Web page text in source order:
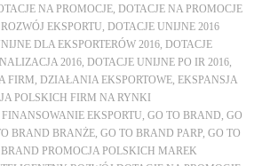
NA PROMOCJE
DOTACJE NA PROMOCJE
ROZWÓJ EKSPORTU
DOTACJE UNIJNE 2016
DLA EKSPORTERÓW 2016
DOTACJE
2016
DOTACJE UNIJNE PO IR 2016
FIRM
DZIAŁANIA EKSPORTOWE
EKSPANSJA
POLSKICH FIRM NA RYNKI
FINANSOWANIE EKSPORTU ,GO TO BRAND ,GO
BRAND BRANŻE ,GO TO BRAND PARP ,GO TO
PROMOCJA POLSKICH MAREK